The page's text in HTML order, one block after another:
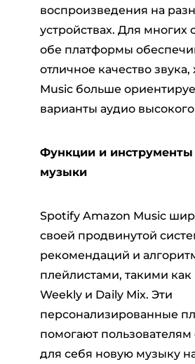
воспроизведения на
устройствах. Для многих
обе платформы
отличное качество звука,
Music больше
варианты аудио
Функции и инструменты
музыки
Spotify Amazon Music
своей продвинутой
рекомендаций и
плейлистами, такими как
Weekly и Daily Mix. Эти
персонализированные
помогают пользователям
для себя новую музыку